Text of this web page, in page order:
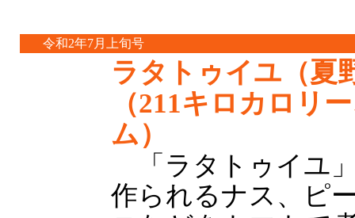
令和2年7月上旬号
ラタトゥイユ（夏
（211キロカロリ
ム）
「ラタトゥイユ
作られるナス、ピ